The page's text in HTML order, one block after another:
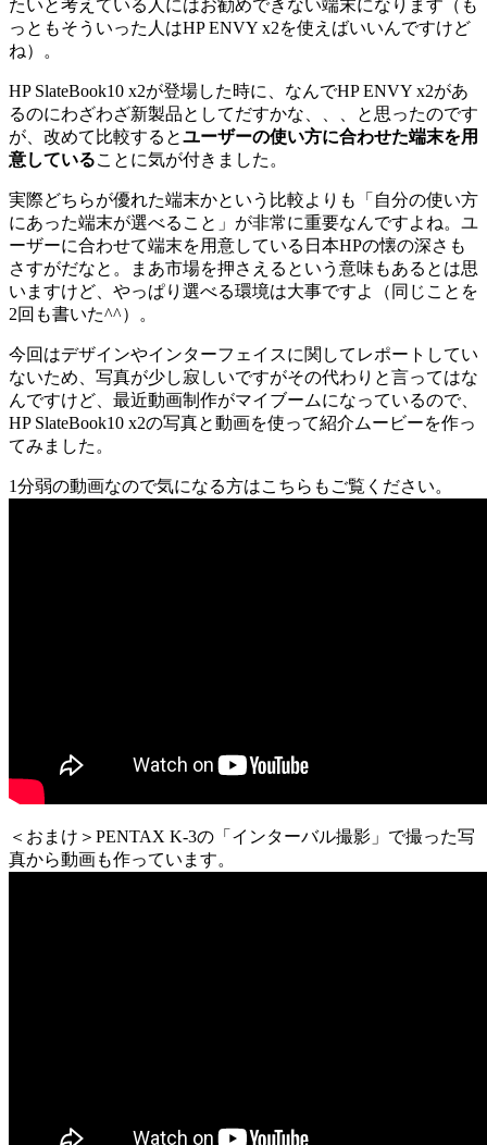
たいと考えている人にはお勧めできない端末になります（も
っともそういった人はHP ENVY x2を使えばいいんですけど
ね）。
HP SlateBook10 x2が登場した時に、なんでHP ENVY x2があ
るのにわざわざ新製品としてだすかな、、、と思ったのです
が、改めて比較するとユーザーの使い方に合わせた端末を用
意していることに気が付きました。
実際どちらが優れた端末かという比較よりも「自分の使い方
にあった端末が選べること」が非常に重要なんですよね。ユ
ーザーに合わせて端末を用意している日本HPの懐の深さも
さすがだなと。まあ市場を押さえるという意味もあるとは思
いますけど、やっぱり選べる環境は大事ですよ（同じことを
2回も書いた^^）。
今回はデザインやインターフェイスに関してレポートしてい
ないため、写真が少し寂しいですがその代わりと言ってはな
んですけど、最近動画制作がマイブームになっているので、
HP SlateBook10 x2の写真と動画を使って紹介ムービーを作っ
てみました。
1分弱の動画なので気になる方はこちらもご覧ください。
＜おまけ＞PENTAX K-3の「インターバル撮影」で撮った写
真から動画も作っています。